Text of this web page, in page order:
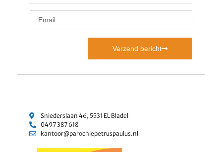
Verzend bericht
Sniederslaan 46, 5531 EL Bladel
0497 387 618
kantoor@parochiepetruspaulus.nl